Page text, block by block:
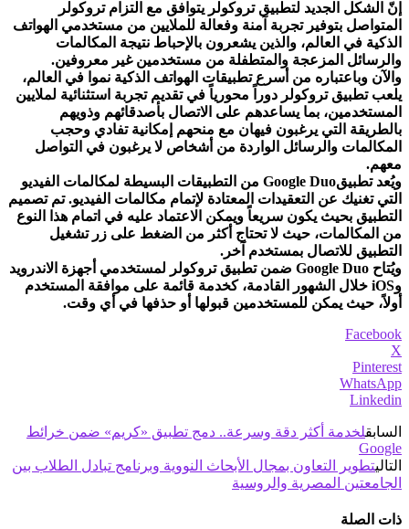
إنّ الشكل الجديد لتطبيق تروكولر يتوافق مع التزام تروكولر
المتواصل بتوفير تجربة آمنة وفعالة للملايين من مستخدمي الهواتف
الذكية في العالم، والذين يشعرون بالإحباط نتيجة المكالمات
والرسائل المزعجة والمتطفلة من مستخدمين غير معروفين.
والآن وباعتباره من أسرع تطبيقات الهواتف الذكية نموا في العالم،
يلعب تطبيق تروكولر دوراً محورياً في تقديم تجربة استثنائية لملايين
المستخدمين، بما يساعدهم على الاتصال بأصدقائهم وذويهم
بالطريقة التي يرغبون فيهان مع منحهم إمكانية تفادي وحجب
المكالمات والرسائل الواردة من أشخاص لا يرغبون في التواصل
معهم.
ويُعد تطبيقGoogle Duo من التطبيقات البسيطة لمكالمات الفيديو
التي تغنيك عن التعقيدات المعتادة لإتمام مكالمات الفيديو. تم تصميم
التطبيق بحيث يكون سريعاً ويمكن الاعتماد عليه في اتمام هذا النوع
من المكالمات، حيث لا تحتاج أكثر من الضغط على زر تشغيل
التطبيق للاتصال بمستخدم آخر.
ويُتاح Google Duo ضمن تطبيق تروكولر لمستخدمي أجهزة الاندرويد
وiOS خلال الشهور القادمة، كخدمة قائمة على موافقة المستخدم
أولاً، حيث يمكن للمستخدمين قبولها أو حذفها في أي وقت.
Facebook
X
Pinterest
WhatsApp
Linkedin
السابقلخدمة أكثر دقة وسرعة.. دمج تطبيق «كريم» ضمن خرائط
Google
التاليتطوير التعاون بمجال الأبحاث النووية وبرنامج تبادل الطلاب بين
الجامعتين المصرية والروسية
ذات الصلة